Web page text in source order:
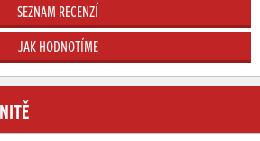
SEZNAM RECENZÍ
JAK HODNOTÍME